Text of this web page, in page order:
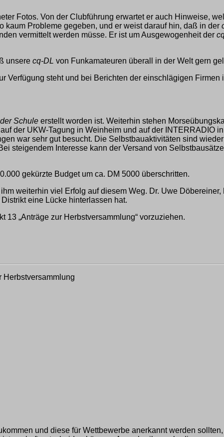
Fotos. Von der Clubführung erwartet er auch Hinweise,
Probleme gegeben, und er weist darauf hin, daß in der
vermittelt werden müsse. Er ist um Ausgewogenheit der
unsere cq-DL von Funkamateuren überall in der Welt gern
steht und bei Berichten der einschlägigen Firmen
Schule erstellt worden ist. Weiterhin stehen
der UKW-Tagung in Weinheim und auf der INTERRADIO
war sehr gut besucht. Die Selbstbauaktivitäten sind
steigendem Interesse kann der Versand von
gekürzte Budget um ca. DM 5000 überschritten.
weiterhin viel Erfolg auf diesem Weg. Dr. Uwe
eine Lücke hinterlassen hat.
13 „Anträge zur Herbstversammlung“ vorzuziehen.
Herbstversammlung
und diese für Wettbewerbe anerkannt werden